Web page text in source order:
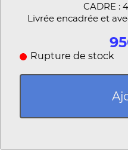
CADRE :
Livrée encadrée et
Rupture de stock